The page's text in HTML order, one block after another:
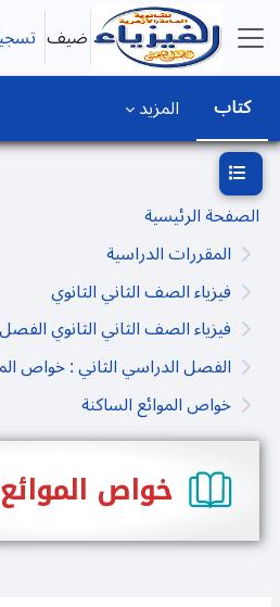
تخطى إلى المحتوى الرئيسي
واجهة جانبية
ضيف
كتاب
المزيد
الصفحة الرئيسية
المقررات الدراسية
فيزياء الصف الثاني الثانوي
فيزياء الصف الثاني الثانوي
خواص الموائع الساكنة
خواص
فتح فهرس المقرر